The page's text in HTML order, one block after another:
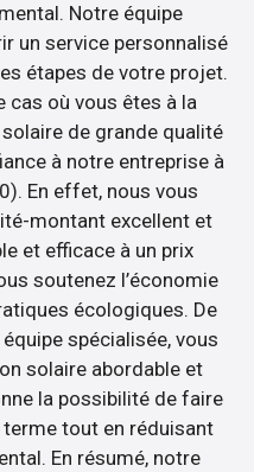
Notre équipe
un service personnalisé
étapes de votre projet.
cas où vous êtes à la
de grande qualité
à notre entreprise à
En effet, nous vous
montant excellent et
et efficace à un prix
soutenez l’économie
écologiques. De
spécialisée, vous
solaire abordable et
la possibilité de faire
tout en réduisant
En résumé, notre